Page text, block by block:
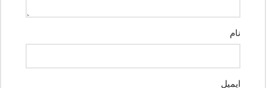
نام
ایمیل